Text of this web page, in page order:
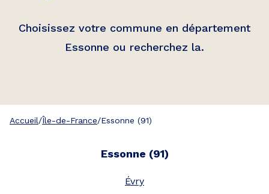
Choisissez votre commune en département
Essonne ou recherchez la.
Accueil/Île-de-France/Essonne (91)
Essonne (91)
Évry